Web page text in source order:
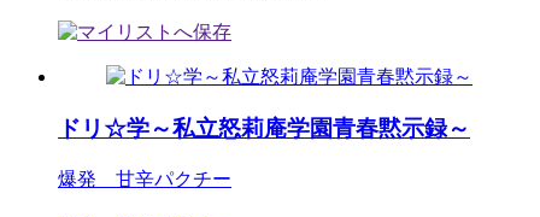
ドリ☆学～私立怒莉庵学園青春黙示録～
爆発 甘辛パクチー